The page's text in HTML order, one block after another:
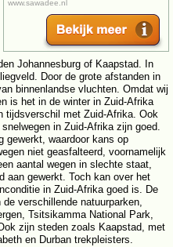
www.sawadee.nl
Johannesburg of Kaapstad. In
Door de grote afstanden in
binnenlandse vluchten. Omdat wij
is het in de winter in Zuid-Afrika
tijdsverschil met Zuid-Afrika. Ook
in Zuid-Afrika zijn goed.
gewerkt, waardoor kans op
niet geasfalteerd, voornamelijk
aantal wegen in slechte staat,
aan gewerkt. Toch kan over het
in Zuid-Afrika goed is. De
verschillende natuurparken,
Tsitsikamma National Park,
zijn steden zoals Kaapstad, met
en Durban trekpleisters.